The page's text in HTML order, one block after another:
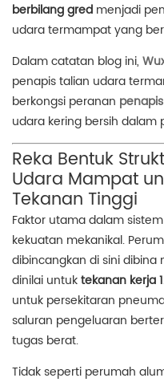
berbilang gred menjadi
udara termampat yang
Dalam catatan blog ini,
penapis talian udara
berkongsi peranan
udara kering bersih dalam
Reka Bentuk
Udara Mampat
Tekanan Tinggi
Faktor utama dalam
kekuatan mekanikal.
dibincangkan di sini
dinilai untuktekanan kerja
untuk persekitaran
saluran pengeluaran
tugas berat.
Tidak seperti perumah